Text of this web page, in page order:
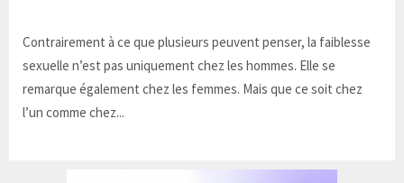
Contrairement à ce que plusieurs peuvent penser, la faiblesse
sexuelle n’est pas uniquement chez les hommes. Elle se
remarque également chez les femmes. Mais que ce soit chez
l’un comme chez...